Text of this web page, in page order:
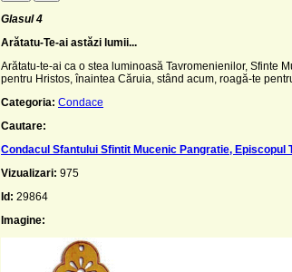
Glasul 4
Arătatu-Te-ai astăzi lumii...
Arătatu-te-ai ca o stea luminoasă Tavromenienilor, Sfinte
pentru Hristos, înaintea Căruia, stând acum, roagă-te
Categoria: Condace
Cautare:
Condacul Sfantului Sfintit Mucenic Pangratie, Episcopul
Vizualizari: 975
Id: 29864
Imagine: